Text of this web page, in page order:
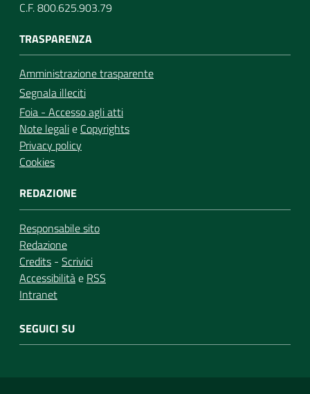
C.F. 800.625.903.79
TRASPARENZA
Amministrazione trasparente
Segnala illeciti
Foia - Accesso agli atti
Note legalie Copyrights
Privacy policy
Cookies
REDAZIONE
Responsabile sito
Redazione
Credits - Scrivici
Accessibilitàe RSS
Intranet
SEGUICI SU